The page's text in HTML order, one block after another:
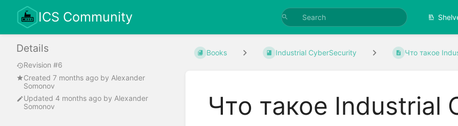
ICS Community
Details
Revision #6
Created 7 months ago by Alexander
Somonov
Updated 4 months ago by Alexander
Somonov
Books Industrial CyberSecurity Что такое
Что такое Industrial